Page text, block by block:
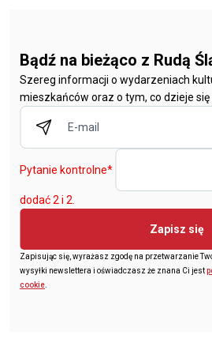
Bądź na bieżąco z Rudą
Szereg informacji o wydarzeniach
mieszkańców oraz o tym, co dzieje się
Pytanie kontrolne*
dodać 2 i 2.
Zapisz się
Zapisując się, wyrażasz zgodę na przetwarzanie
wysyłki newslettera i oświadczasz że znana Ci jest
cookie